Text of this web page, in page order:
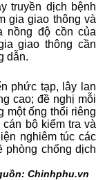
truyền dịch bệnh
gia giao thông và
nồng độ cồn của
giao thông cần
dẫn.
phức tạp, lây lan
cao; đề nghị mỗi
một ống thổi riêng
bộ kiểm tra và
nghiêm túc các
phòng chống dịch
Chinhphu.vn